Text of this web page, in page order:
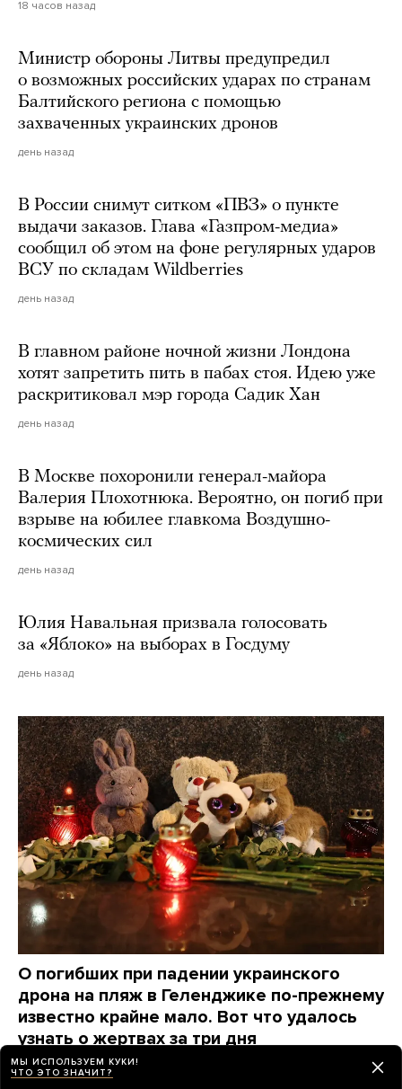
18 часов назад
Министр обороны Литвы предупредил
о возможных российских ударах по странам
Балтийского региона с помощью
захваченных украинских дронов
день назад
В России снимут ситком «ПВЗ» о пункте
выдачи заказов. Глава «Газпром-медиа»
сообщил об этом на фоне регулярных ударов
ВСУ по складам Wildberries
день назад
В главном районе ночной жизни Лондона
хотят запретить пить в пабах стоя. Идею уже
раскритиковал мэр города Садик Хан
день назад
В Москве похоронили генерал-майора
Валерия Плохотнюка. Вероятно, он погиб при
взрыве на юбилее главкома Воздушно-
космических сил
день назад
Юлия Навальная призвала голосовать
за «Яблоко» на выборах в Госдуму
день назад
О погибших при падении украинского
дрона на пляж в Геленджике по-прежнему
известно крайне мало. Вот что удалось
узнать о жертвах за три дня
НОВОСТИ день назад
МЫ ИСПОЛЬЗУЕМ КУКИ!
ЧТО ЭТО ЗНАЧИТ?